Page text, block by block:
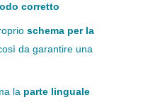
corretto
schema per la
così da garantire una
la parte linguale